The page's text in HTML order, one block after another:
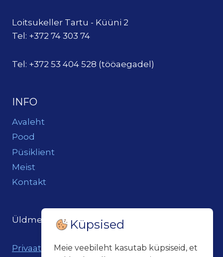
Loitsukeller Tartu - Küüni 2
Tel: +372 74 303 74
Tel: +372 53 404 528 (tööaegadel)
INFO
Avaleht
Pood
Püsiklient
Meist
Kontakt
Üldmeil: loits@loitsukeller.ee
Privaatsuspoliitika
Küpsised
Meie veebileht kasutab küpsiseid, et